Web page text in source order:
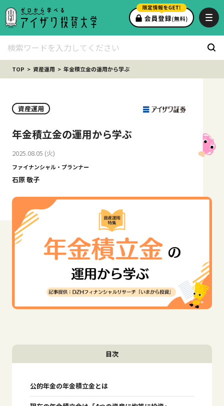
TOP 資産運用 年金積立金の運用から学ぶ
資産運用
年金積立金の運用から学ぶ
2025.08.05 (火)
ファイナンシャル・プランナー
石原 敬子
目次
公的年金の年金積立金とは